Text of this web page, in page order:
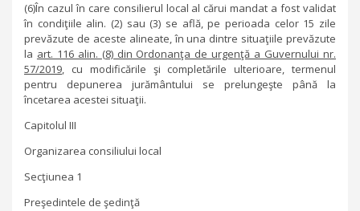
(6)În cazul în care consilierul local al cărui mandat a fost validat
în condiţiile alin. (2) sau (3) se află, pe perioada celor 15 zile
prevăzute de aceste alineate, în una dintre situaţiile prevăzute
la art. 116 alin. (8) din Ordonanţa de urgenţă a Guvernului nr.
57/2019, cu modificările şi completările ulterioare, termenul
pentru depunerea jurământului se prelungeşte până la
încetarea acestei situaţii.
Capitolul III
Organizarea consiliului local
Secţiunea 1
Preşedintele de şedinţă